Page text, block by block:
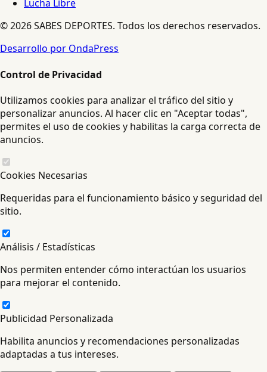
Lucha Libre
© 2026 SABES DEPORTES. Todos los derechos reservados.
Desarrollo por OndaPress
Control de Privacidad
Utilizamos cookies para analizar el tráfico del sitio y
personalizar anuncios. Al hacer clic en "Aceptar todas",
permites el uso de cookies y habilitas la carga correcta de
anuncios.
Cookies Necesarias
Requeridas para el funcionamiento básico y seguridad del
sitio.
Análisis / Estadísticas
Nos permiten entender cómo interactúan los usuarios
para mejorar el contenido.
Publicidad Personalizada
Habilita anuncios y recomendaciones personalizadas
adaptadas a tus intereses.